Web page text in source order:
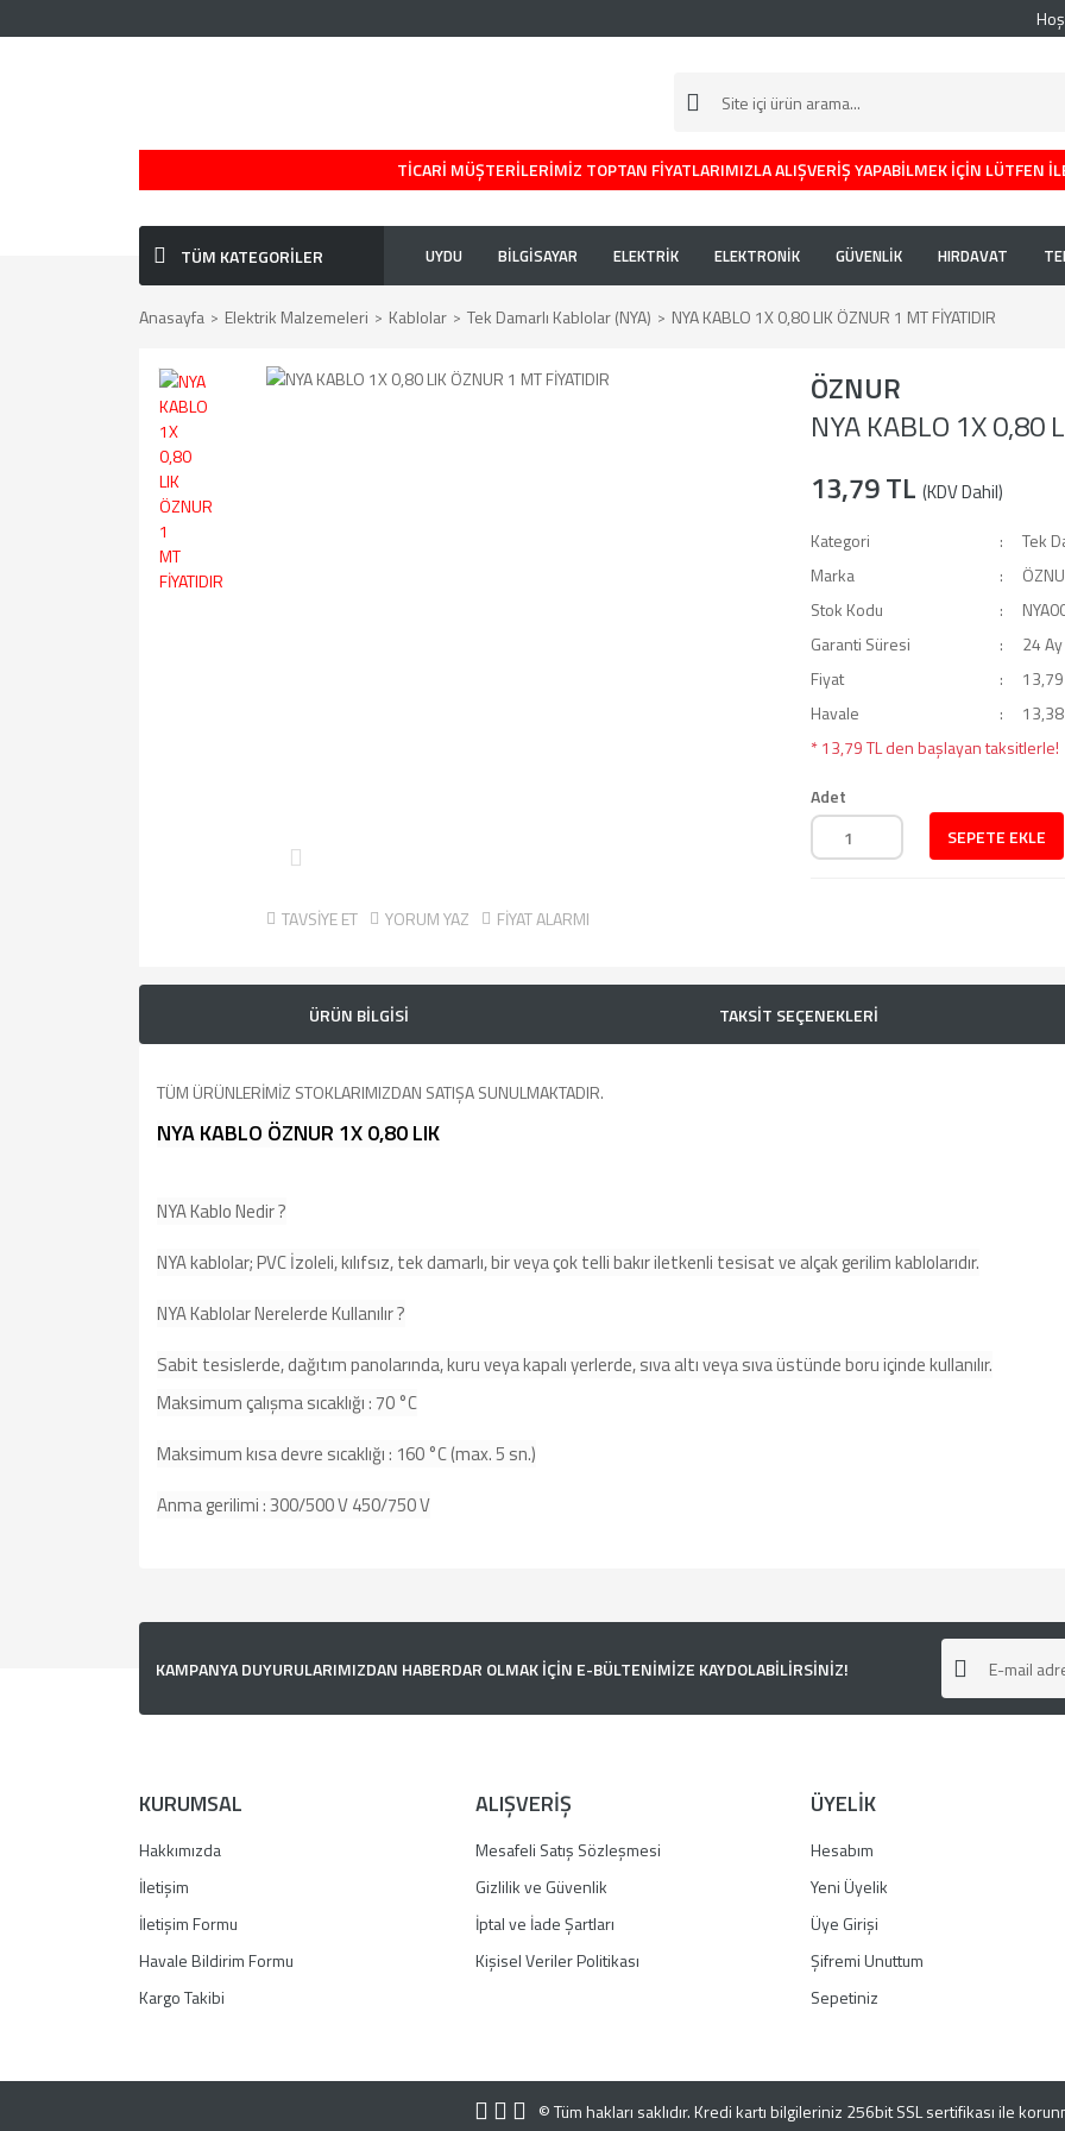
TİCARİ MÜŞTERİLERİMİZ TOPTAN FİYATLARIMIZLA ALIŞVERİŞ YAPABİLMEK İÇİN LÜTFEN
TÜM KATEGORİLER UYDU BİLGİSAYAR ELEKTRİK ELEKTRONİK GÜVENLİK HIRDAVAT
Anasayfa Elektrik Malzemeleri Kablolar Tek Damarlı Kablolar (NYA) NYA KABLO 1X 0,80 LIK ÖZNUR 1 MT FİYATIDIR
TAVSİYE ET YORUM YAZ FİYAT ALARMI
ÖZNUR
NYA KABLO 1X 0,80
13,79 TL (KDV Dahil)
Kategori
Tek
Marka
Stok Kodu
Garanti Süresi
24 Ay
Fiyat
Havale
* 13,79 TL den başlayan taksitlerle!
Adet
SEPETE EKLE
ÜRÜN BİLGİSİ TAKSİT SEÇENEKLERİ
TÜM ÜRÜNLERİMİZ STOKLARIMIZDAN SATIŞA SUNULMAKTADIR.
NYA KABLO ÖZNUR 1X 0,80 LIK
NYA Kablo Nedir ?
NYA kablolar; PVC İzoleli, kılıfsız, tek damarlı, bir veya çok telli bakır iletkenli tesisat ve alçak gerilim kablolarıdır.
NYA Kablolar Nerelerde Kullanılır ?
Sabit tesislerde, dağıtım panolarında, kuru veya kapalı yerlerde, sıva altı veya sıva üstünde boru içinde kullanılır.
Maksimum çalışma sıcaklığı : 70 °C
Maksimum kısa devre sıcaklığı : 160 °C (max. 5 sn.)
Anma gerilimi : 300/500 V 450/750 V
Ürün resmi kalitesiz, bozuk veya görüntülenemiyor.
Bu ürüne benzer farklı alternatifler olmalı.
Gönder
KAMPANYA DUYURULARIMIZDAN HABERDAR OLMAK İÇİN E-BÜLTENİMİZE KAYDOLABİLİRSİNİZ!
KURUMSAL
Hakkımızda
İletişim
İletişim Formu
Havale Bildirim Formu
Kargo Takibi
ALIŞVERİŞ
Mesafeli Satış Sözleşmesi
Gizlilik ve Güvenlik
İptal ve İade Şartları
Kişisel Veriler Politikası
ÜYELİK
Hesabım
Yeni Üyelik
Üye Girişi
Şifremi Unuttum
Sepetiniz
© Tüm hakları saklıdır. Kredi kartı bilgileriniz 256bit SSL sertifikası ile